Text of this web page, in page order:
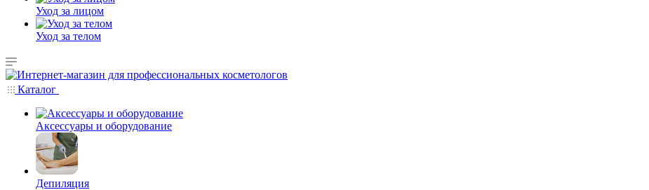
Уход за лицом
Уход за телом
Каталог
Аксессуары и оборудование
Депиляция